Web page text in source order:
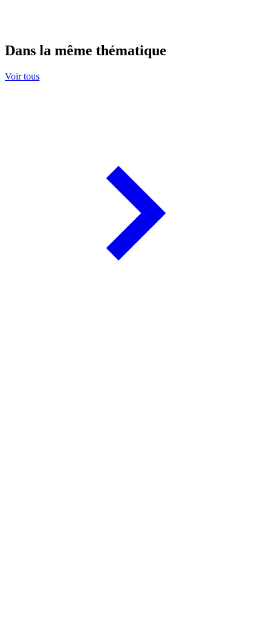
Dans la même thématique
Voir tous